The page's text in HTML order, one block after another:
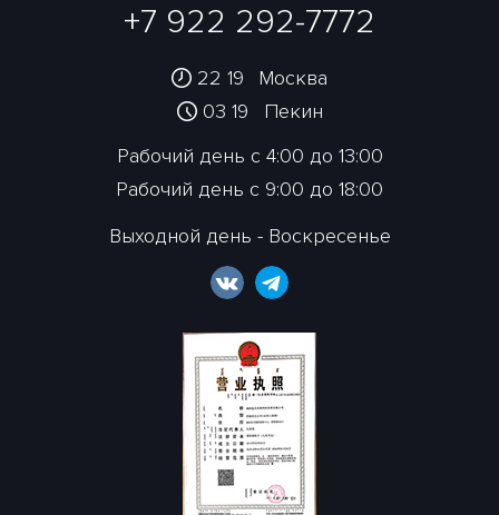
+7 922 292-7772
22 19
Москва
03 19
Пекин
Рабочий день с 4:00 до 13:00
Рабочий день с 9:00 до 18:00
Выходной день - Воскресенье